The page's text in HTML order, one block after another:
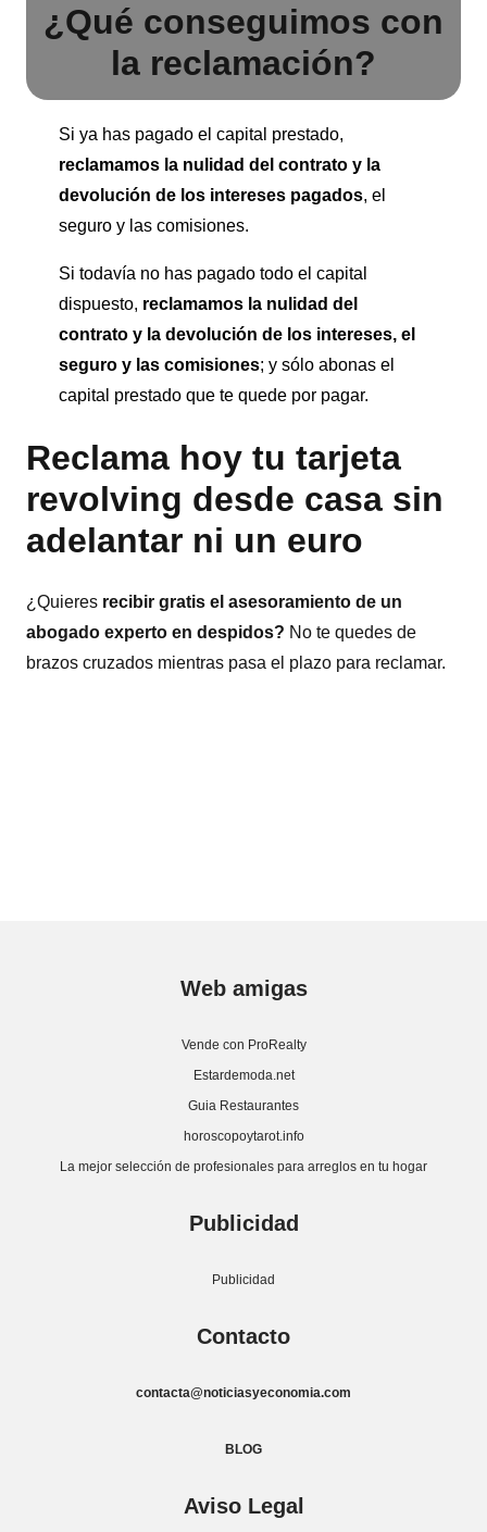
¿Qué conseguimos con
la reclamación?
Si ya has pagado el capital prestado,
reclamamos la nulidad del contrato y la
devolución de los intereses pagados, el
seguro y las comisiones.
Si todavía no has pagado todo el capital
dispuesto, reclamamos la nulidad del
contrato y la devolución de los intereses, el
seguro y las comisiones; y sólo abonas el
capital prestado que te quede por pagar.
Reclama hoy tu tarjeta
revolving desde casa sin
adelantar ni un euro
¿Quieres recibir gratis el asesoramiento de un
abogado experto en despidos? No te quedes de
brazos cruzados mientras pasa el plazo para reclamar.
Web amigas
Vende con ProRealty
Estardemoda.net
Guia Restaurantes
horoscopoytarot.info
La mejor selección de profesionales para arreglos en tu hogar
Publicidad
Publicidad
Contacto
contacta@noticiasyeconomia.com
BLOG
Aviso Legal